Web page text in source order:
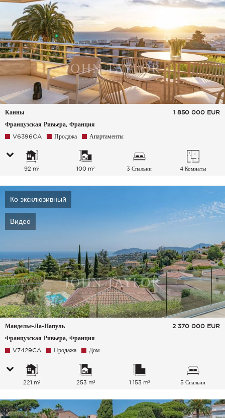
Канны
Французская Ривьера, Франция
1 850 000 EUR
V6396CA Продажа Апартаменты
92 m² 100 m² 3 Спальни 4 Комнаты
Ко эксклюзивный
Видео
Манделье-Ла-Напуль
Французская Ривьера, Франция
2 370 000 EUR
V7429CA Продажа Дом
221 m² 253 m² 1 153 m² 5 Спальни